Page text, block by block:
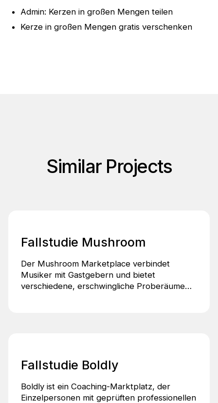
Admin: Kerzen in großen Mengen teilen
Kerze in großen Mengen gratis verschenken
Similar Projects
Fallstudie Mushroom
Der Mushroom Marketplace verbindet
Musiker mit Gastgebern und bietet
verschiedene, erschwingliche Proberäume
Fallstudie Boldly
Boldly ist ein Coaching-Marktplatz, der
Einzelpersonen mit geprüften professionellen